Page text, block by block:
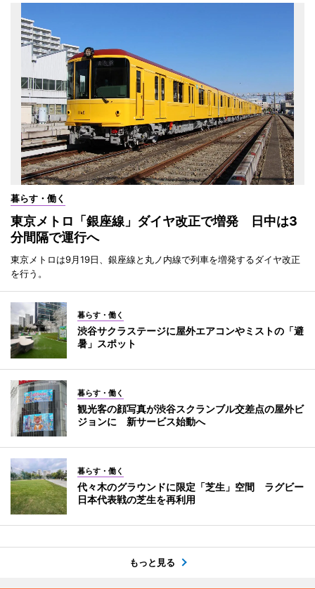
暮らす・働く
東京メトロ「銀座線」ダイヤ改正で増発 日中は3
分間隔で運行へ
東京メトロは9月19日、銀座線と丸ノ内線で列車を増発するダイヤ改正
を行う。
暮らす・働く
渋谷サクラステージに屋外エアコンやミストの「避
暑」スポット
暮らす・働く
観光客の顔写真が渋谷スクランブル交差点の屋外ビ
ジョンに 新サービス始動へ
暮らす・働く
代々木のグラウンドに限定「芝生」空間 ラグビー
日本代表戦の芝生を再利用
もっと見る